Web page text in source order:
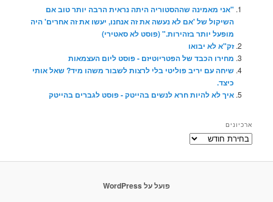
"אני מאמינה שההסטוריה היתה נראית הרבה יותר טוב אם
השיקול של 'אם לא נעשה את זה אנחנו, יעשו את זה אחרים' היה
מופעל יותר בזהירות." (פוסט לא סאטירי)
זק"א לא יבואו
מחירו הכבד של הפטריוטיזם - פוסט ליום העצמאות
שיחה עם יריב פוליטי בלי לרצות לשבור משהו מיד? שאל אותי
כיצד.
איך לא להיות חרא לנשים בהייטק - פוסט לגברים בהייטק
ארכיונים
ארכיונים
פועל על WordPress